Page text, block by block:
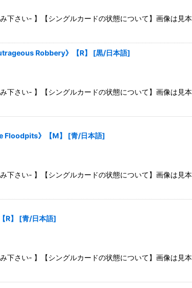
下さい- 】【シングルカードの状態について】画像は
Robbery》【R】 [黒/日本語]
下さい- 】【シングルカードの状態について】画像は
》【M】
[青/日本語]
下さい- 】【シングルカードの状態について】画像は
】
[青/日本語]
下さい- 】【シングルカードの状態について】画像は